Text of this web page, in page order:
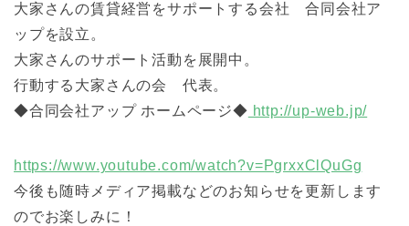
大家さんの賃貸経営をサポートする会社 合同会社ア
ップを設立。
大家さんのサポート活動を展開中。
行動する大家さんの会 代表。
◆合同会社アップ ホームページ◆ http://up-web.jp/
https://www.youtube.com/watch?v=PgrxxClQuGg
今後も随時メディア掲載などのお知らせを更新します
のでお楽しみに！